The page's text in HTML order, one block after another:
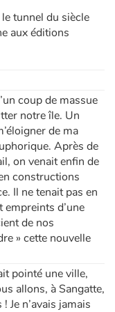
tunnel du siècle
aux éditions
coup de massue
notre île. Un
de ma
Après de
on venait enfin de
constructions
Il ne tenait pas en
empreints d’une
de nos
» cette nouvelle
pointé une ville,
allons, à Sangatte,
Je n’avais jamais